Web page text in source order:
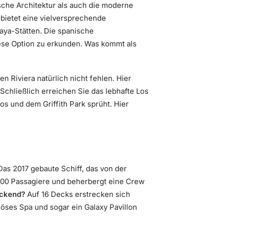
Architektur als auch die moderne
eine vielversprechende
Stätten. Die spanische
Option zu erkunden. Was kommt als
Riviera natürlich nicht fehlen. Hier
erreichen Sie das lebhafte Los
und dem Griffith Park sprüht. Hier
2017 gebaute Schiff, das von der
Passagiere und beherbergt eine Crew
Auf 16 Decks erstrecken sich
Spa und sogar ein Galaxy Pavillon